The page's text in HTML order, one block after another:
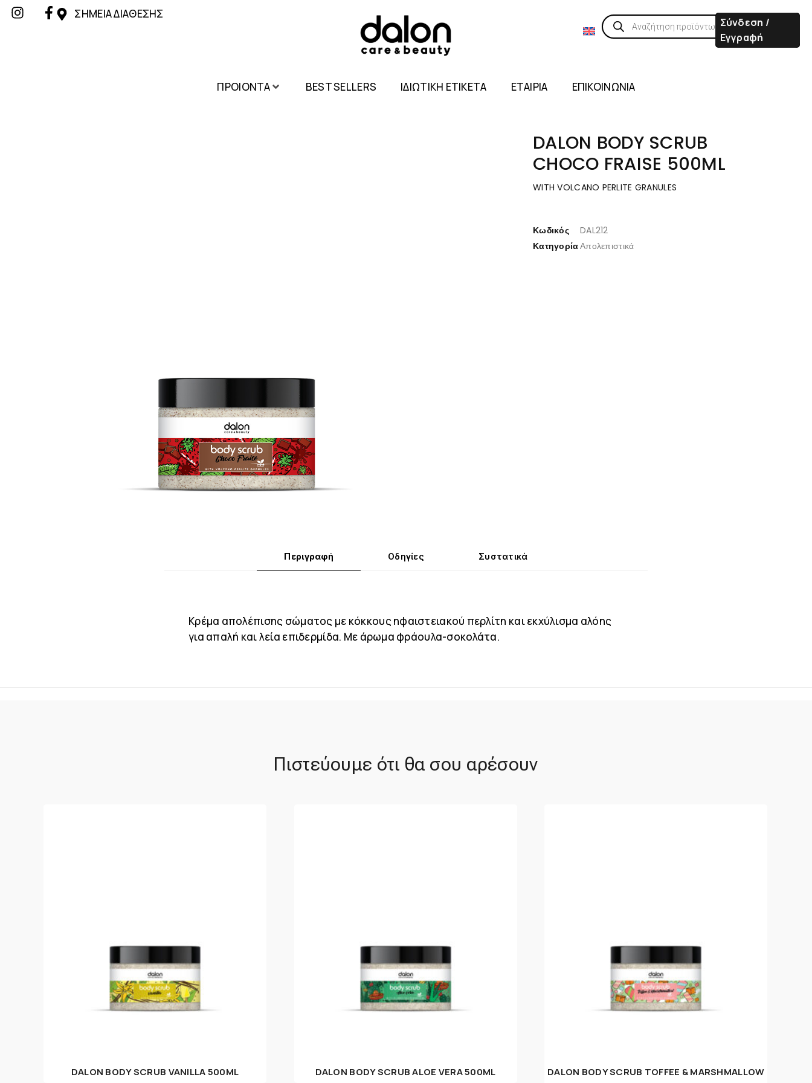
ΣΗΜΕΙΑ ΔΙΑΘΕΣΗΣ
Σύνδεση /
Εγγραφή
ΠΡΟΙΟΝΤΑ BEST SELLERS ΙΔΙΩΤΙΚΗ ΕΤΙΚΕΤΑ ΕΤΑΙΡΙΑ ΕΠΙΚΟΙΝΩΝΙΑ
DALON BODY SCRUB
CHOCO FRAISE 500ML
WITH VOLCANO PERLITE GRANULES
Κωδικός
DAL212
ΚατηγορίαΑπολεπιστικά
Περιγραφή Οδηγίες Συστατικά
Κρέμα απολέπισης σώματος με κόκκους ηφαιστειακού περλίτη και εκχύλισμα αλόης
για απαλή και λεία επιδερμίδα. Με άρωμα φράουλα-σοκολάτα.
Πιστεύουμε ότι θα σου αρέσουν
DALON BODY SCRUB VANILLA 500ML DALON BODY SCRUB ALOE VERA 500ML
DALON BODY SCRUB TOFFEE & MARSHMALLOW